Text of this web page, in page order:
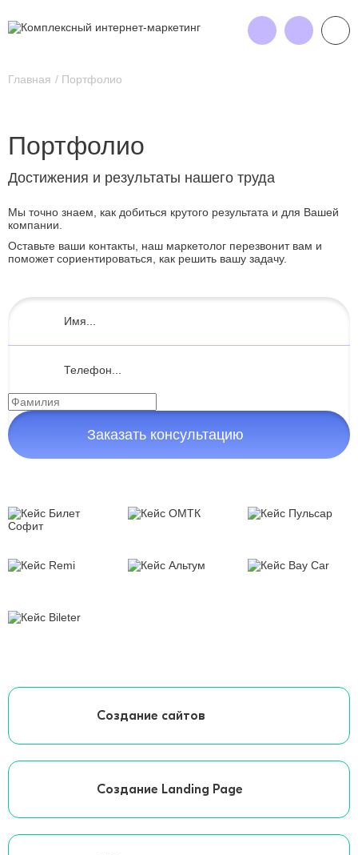
Главная Портфолио
Портфолио
Достижения и результаты нашего труда
Мы точно знаем, как добиться крутого результата и для Вашей
компании.
Оставьте ваши контакты, наш маркетолог перезвонит вам и
поможет сориентироваться, как решить вашу задачу.
Заказать консультацию
Создание сайтов
Создание Landing Page